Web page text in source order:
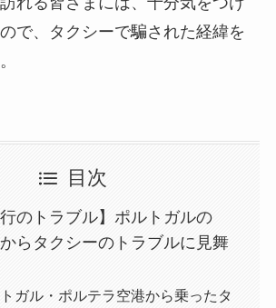
で、タクシーで騙された経緯を
目次
行のトラブル】ポルトガルの
らタクシーのトラブルに見舞
ガル・ポルテラ空港から乗ったタ